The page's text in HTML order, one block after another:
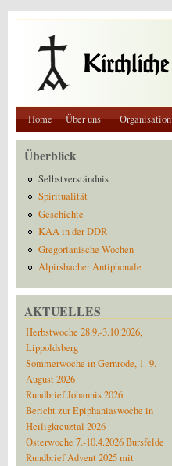
Direkt zum Inhalt
Home Über uns Organisation
Überblick
Selbstverständnis
Spiritualität
Geschichte
KAA in der DDR
Gregorianische Wochen
Alpirsbacher Antiphonale
AKTUELLES
Herbstwoche 28.9.-3.10.2026,
Lippoldsberg
Sommerwoche in Gernrode, 1.-9.
August 2026
Rundbrief Johannis 2026
Bericht zur Epiphaniaswoche in
Heiligkreuztal 2026
Osterwoche 7.-10.4.2026 Bursfelde
Rundbrief Advent 2025 mit